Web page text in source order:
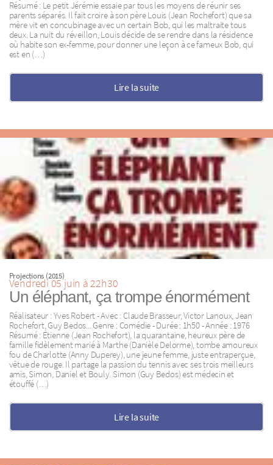
Résumé : Le petit Jérémie essaie par tous les moyens de réunir ses
parents séparés. Il fait croire à son père Louis (Jean Rochefort) que sa
mère vit en concubinage avec un certain Bob, qui les maltraite tous
deux. La nuit du réveillon, Louis décide de se rendre dans la résidence
où habite son ex-femme, pour donner une leçon à ce fameux Bob, qui
est en (…)
Lire la suite
Projections (2015)
Vendredi 05 juin à 22h30
Un éléphant, ça trompe énormément
Réalisateur : Yves Robert - Avec : Claude Brasseur, Victor Lanoux, Jean
Rochefort, Guy Bedos... Genre : Comédie - Durée : 1h50 - Année : 1976
Résumé : Étienne (Jean Rochefort), la quarantaine, heureux père de
famille fidèlement marié à Marthe (Danièle Delorme), tombe amoureux
fou de Charlotte (Anny Duperey), une jeune femme, juste entraperçue,
vêtue de rouge. Il partage la passion du tennis avec ses trois meilleurs
amis, Simon, Daniel et Bouly. Simon (Guy Bedos) est médecin et
étouffé (…)
Lire la suite